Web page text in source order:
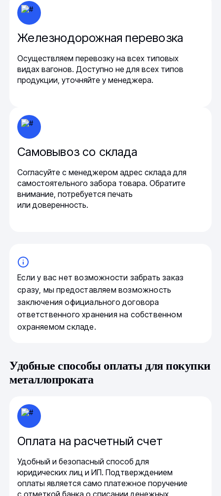
Железнодорожная перевозка
Осуществляем перевозку на всех типовых
видах вагонов. Доступно не для всех типов
продукции, уточняйте у менеджера.
Самовывоз со склада
Согласуйте с менеджером адрес склада для
самостоятельного забора товара. Обратите
внимание, потребуется печать
или доверенность.
Если у вас нет возможности забрать заказ
сразу, мы предоставляем возможность
заключения официального договора
ответственного хранения на собственном
охраняемом складе.
Удобные способы оплаты для покупки
металлопроката
Оплата на расчетный счет
Удобный и безопасный способ для
юридических лиц и ИП. Подтверждением
оплаты является само платежное поручение
с отметкой банка о списании денежных